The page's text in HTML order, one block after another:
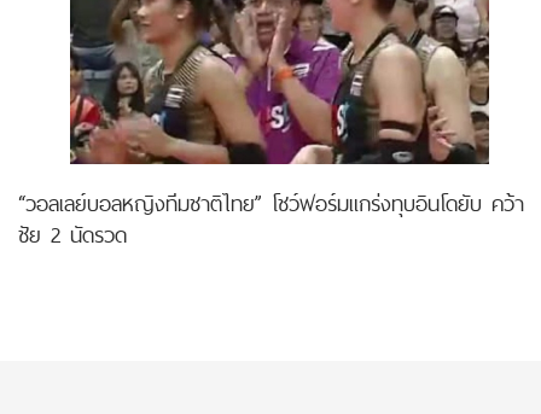
“วอลเลย์บอลหญิงทีมชาติไทย” โชว์ฟอร์มแกร่งทุบอินโดยับ คว้า
ชัย 2 นัดรวด